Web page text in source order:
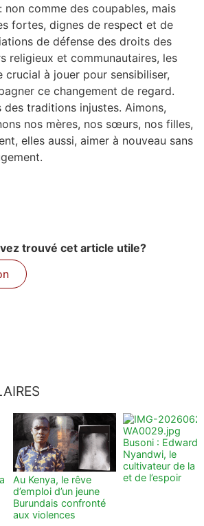
non comme des coupables, mais
fortes, dignes de respect et de
de défense des droits des
religieux et communautaires, les
crucial à jouer pour sensibiliser,
ce changement de regard.
des traditions injustes. Aimons,
nos mères, nos sœurs, nos filles,
elles aussi, aimer à nouveau sans
trouvé cet article utile?
Au Kenya, le rêve
d’emploi d’un jeune
Burundais confronté
aux violences
Busoni : Edward
Nyandwi, le
cultivateur de la
et de l’espoir